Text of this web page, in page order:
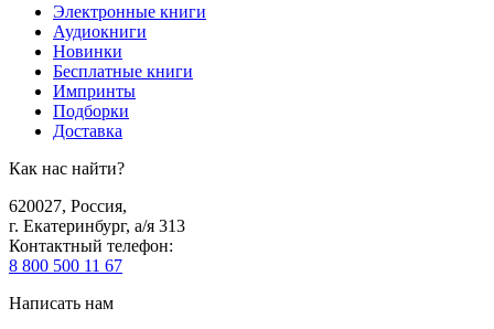
Электронные книги
Аудиокниги
Новинки
Бесплатные книги
Импринты
Подборки
Доставка
Как нас найти?
620027, Россия,
г. Екатеринбург, а/я 313
Контактный телефон:
8 800 500 11 67
Написать нам